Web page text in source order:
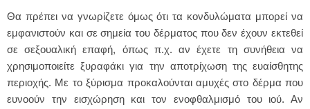
Θα πρέπει να γνωρίζετε όμως ότι τα κονδυλώματα μπορεί να
εμφανιστούν και σε σημεία του δέρματος που δεν έχουν εκτεθεί
σε σεξουαλική επαφή, όπως π.χ. αν έχετε τη συνήθεια να
χρησιμοποιείτε ξυραφάκι για την αποτρίχωση της ευαίσθητης
περιοχής. Με το ξύρισμα προκαλούνται αμυχές στο δέρμα που
ευνοούν την εισχώρηση και τον ενοφθαλμισμό του ιού. Αν